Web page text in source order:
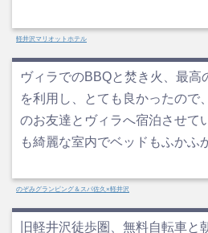
軽井沢マリオットホテル
ヴィラでのBBQと焚き火、最高
を利用し、とても良かったので
のお友達とヴィラへ宿泊させて
も綺麗な室内でベッドもふかふ
のぞみグランピング＆スパ佐久×軽井沢
旧軽井沢徒歩圏、無料自転車と